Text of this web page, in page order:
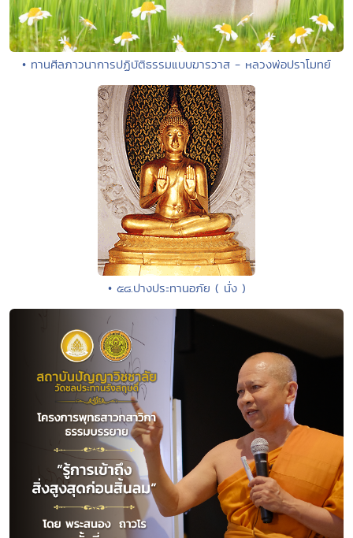
• ทานศีลภาวนาการปฏิบัติธรรมแบบฆารวาส - หลวงพ่อปราโมทย์
• ๕๘.ปางประทานอภัย ( นั่ง )